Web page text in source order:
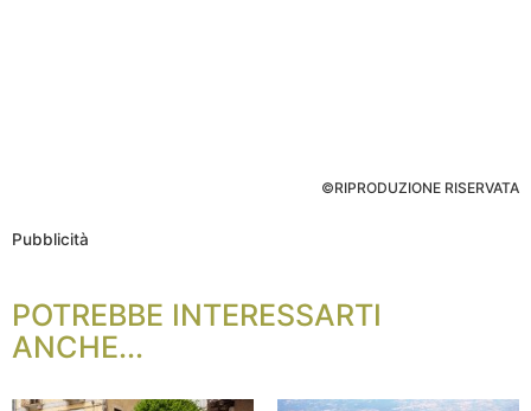
©RIPRODUZIONE RISERVATA
Pubblicità
POTREBBE INTERESSARTI
ANCHE...